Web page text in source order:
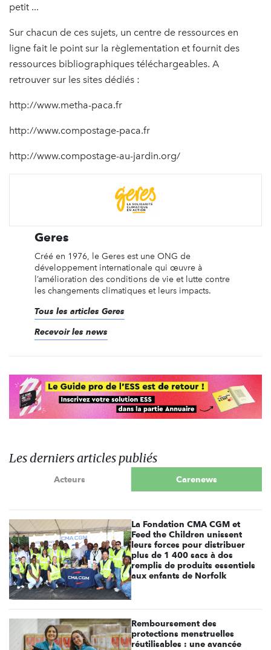
petit ...
Sur chacun de ces sujets, un centre de ressources en
ligne fait le point sur la règlementation et fournit des
ressources bibliographiques téléchargeables. A
retrouver sur les sites dédiés :
http://www.metha-paca.fr
http://www.compostage-paca.fr
http://www.compostage-au-jardin.org/
Geres
Créé en 1976, le Geres est une ONG de
développement internationale qui œuvre à
l’amélioration des conditions de vie et lutte contre
les changements climatiques et leurs impacts.
Tous les articles Geres
Recevoir les news
Les derniers articles publiés
Acteurs Carenews
La Fondation CMA CGM et
Feed the Children unissent
leurs forces pour distribuer
plus de 1 400 sacs à dos
remplis de produits essentiels
aux enfants de Norfolk
Remboursement des
protections menstruelles
réutilisables : une avancée